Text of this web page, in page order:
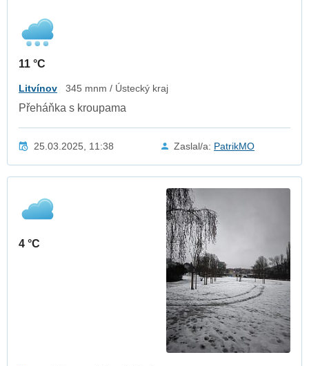
11 °C
Litvínov 345 mnm / Ústecký kraj
Přeháňka s kroupama
25.03.2025, 11:38 Zaslal/a: PatrikMO
4 °C